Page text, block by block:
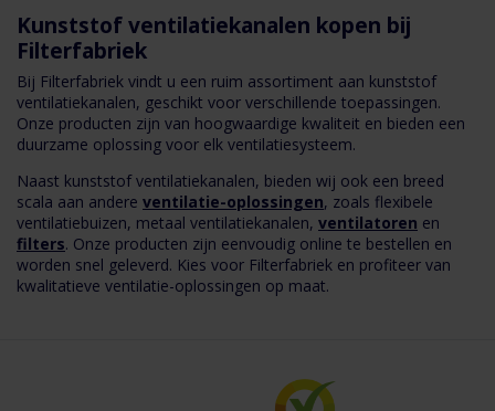
Kunststof ventilatiekanalen kopen bij
Filterfabriek
Bij Filterfabriek vindt u een ruim assortiment aan kunststof
ventilatiekanalen, geschikt voor verschillende toepassingen.
Onze producten zijn van hoogwaardige kwaliteit en bieden een
duurzame oplossing voor elk ventilatiesysteem.
Naast kunststof ventilatiekanalen, bieden wij ook een breed
scala aan andere ventilatie-oplossingen, zoals flexibele
ventilatiebuizen, metaal ventilatiekanalen, ventilatoren en
filters. Onze producten zijn eenvoudig online te bestellen en
worden snel geleverd. Kies voor Filterfabriek en profiteer van
kwalitatieve ventilatie-oplossingen op maat.